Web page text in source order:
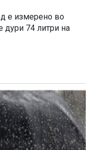
е измерено во
дури 74 литри на